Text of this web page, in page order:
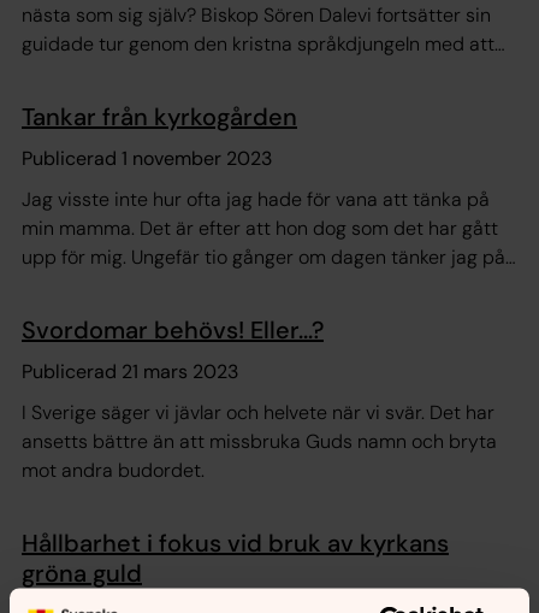
nästa som sig själv? Biskop Sören Dalevi fortsätter sin
guidade tur genom den kristna språkdjungeln med att
Tankar från kyrkogården
Publicerad 1 november 2023
Jag visste inte hur ofta jag hade för vana att tänka på
min mamma. Det är efter att hon dog som det har gått
upp för mig. Ungefär tio gånger om dagen tänker jag på
Svordomar behövs! Eller...?
Publicerad 21 mars 2023
I Sverige säger vi jävlar och helvete när vi svär. Det har
ansetts bättre än att missbruka Guds namn och bryta
mot andra budordet.
Hållbarhet i fokus vid bruk av kyrkans
gröna guld